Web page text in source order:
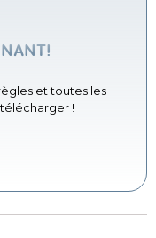
et toutes les
télécharger !